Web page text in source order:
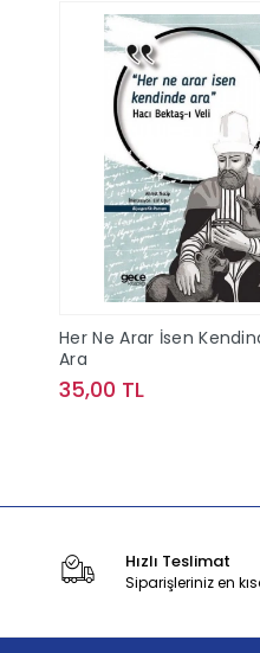
Her Ne Arar İsen
Ara
35,00 TL
Hızlı Teslimat
Siparişleriniz en